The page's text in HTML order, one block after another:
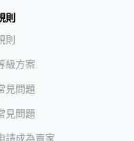
則
則
級方案
見問題
見問題
請成為賣家